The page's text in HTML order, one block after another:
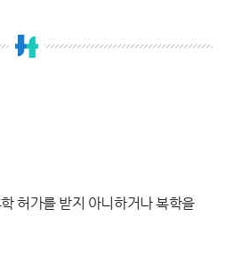
허가를 받지 아니하거나 복학을